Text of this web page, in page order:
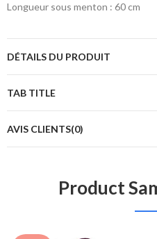
Longueur sous menton : 60 cm
DÉTAILS DU PRODUIT
TAB TITLE
AVIS CLIENTS(0)
Product